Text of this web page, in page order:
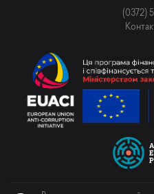
(0372)